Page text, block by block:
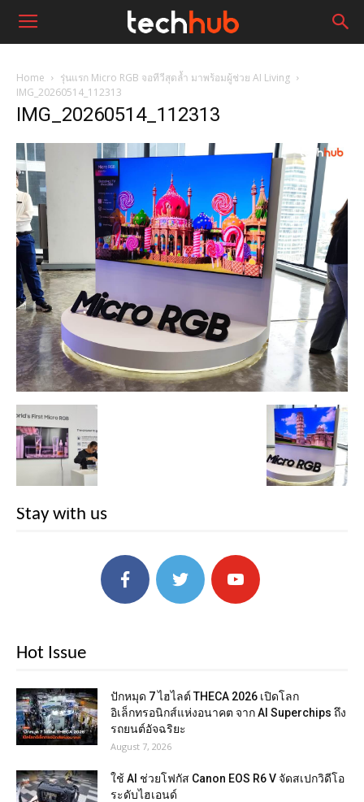
Home
รุ่นแรก Micro RGB จอทีวีสุดล้ำ มาพร้อมผู้ช่วย AI Living
IMG_20260514_112313
IMG_20260514_112313
Stay with us
Hot Issue
ปักหมุด 7 ไฮไลต์ THECA 2026 เปิดโลก
อิเล็กทรอนิกส์แห่งอนาคต จาก AI Superchips ถึง
รถยนต์อัจฉริยะ
August 7, 2026
ใช้ AI ช่วยโฟกัส Canon EOS R6 V จัดสเปกวิดีโอ
ระดับไฮเอนด์